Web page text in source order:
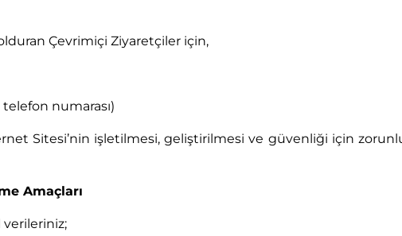
Çevrimiçi Ziyaretçiler için,
numarası)
Sitesi’nin işletilmesi, geliştirilmesi ve güvenliği için
Amaçları
verileriniz;